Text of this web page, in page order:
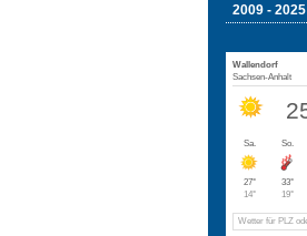
2009 - 2025